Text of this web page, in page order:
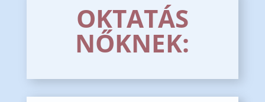
OKTATÁS
NŐKNEK: